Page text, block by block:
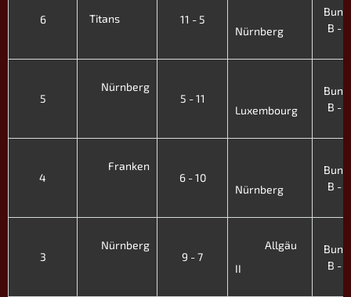
6 Titans
11 - 5
Nürnberg
B -
5
Nürnberg
5 - 11
Luxembourg
B -
4
Franken
6 - 10
Nürnberg
B -
3
Nürnberg
9 - 7
Allgäu
II
B -